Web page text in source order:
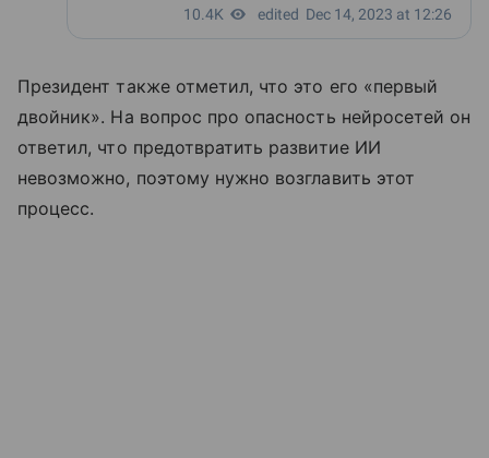
Президент также отметил, что это его «первый
двойник». На вопрос про опасность нейросетей он
ответил, что предотвратить развитие ИИ
невозможно, поэтому нужно возглавить этот
процесс.